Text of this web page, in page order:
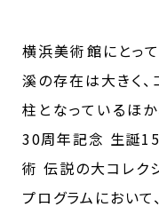
横浜美術館にとっ
溪の存在は大きく
柱となっているほ
30周年記念 生誕
術 伝説の大コレク
プログラムにおい